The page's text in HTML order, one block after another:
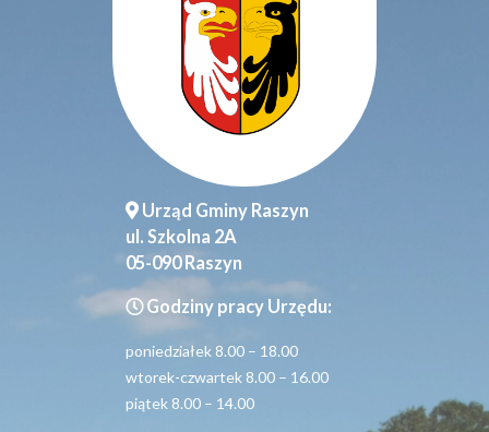
Urząd Gminy Raszyn
ul. Szkolna 2A
05-090 Raszyn
Godziny pracy Urzędu:
poniedziałek 8.00 – 18.00
wtorek-czwartek 8.00 – 16.00
piątek 8.00 – 14.00